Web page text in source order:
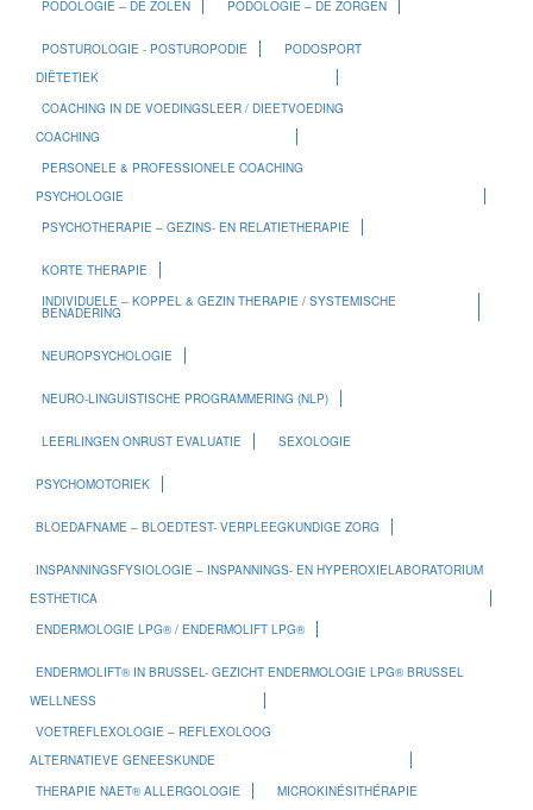
PODOLOGIE – DE ZOLEN
PODOLOGIE – DE ZORGEN
POSTUROLOGIE - POSTUROPODIE
PODOSPORT
DIËTETIEK
COACHING IN DE VOEDINGSLEER / DIEETVOEDING
COACHING
PERSONELE & PROFESSIONELE COACHING
PSYCHOLOGIE
PSYCHOTHERAPIE – GEZINS- EN RELATIETHERAPIE
KORTE THERAPIE
INDIVIDUELE – KOPPEL & GEZIN THERAPIE / SYSTEMISCHE
BENADERING
NEUROPSYCHOLOGIE
NEURO-LINGUISTISCHE PROGRAMMERING (NLP)
LEERLINGEN ONRUST EVALUATIE SEXOLOGIE
PSYCHOMOTORIEK
BLOEDAFNAME – BLOEDTEST- VERPLEEGKUNDIGE ZORG
INSPANNINGSFYSIOLOGIE – INSPANNINGS- EN HYPEROXIELABORATORIUM
ESTHETICA
ENDERMOLOGIE LPG® / ENDERMOLIFT LPG®
ENDERMOLIFT® IN BRUSSEL- GEZICHT ENDERMOLOGIE LPG® BRUSSEL
WELLNESS
VOETREFLEXOLOGIE – REFLEXOLOOG
ALTERNATIEVE GENEESKUNDE
THERAPIE NAET® ALLERGOLOGIE
MICROKINÉSITHÉRAPIE